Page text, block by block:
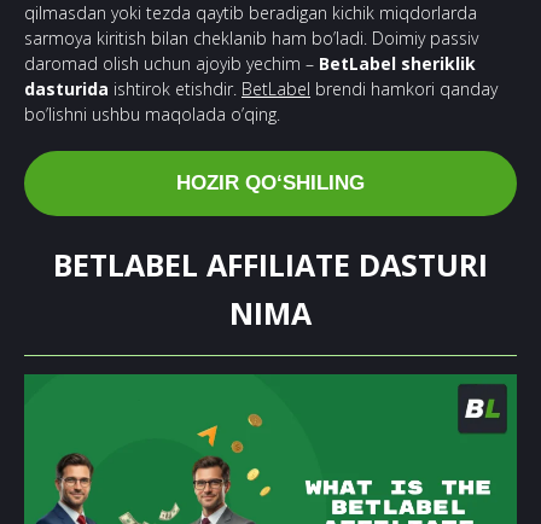
qilmasdan yoki tezda qaytib beradigan kichik miqdorlarda
sarmoya kiritish bilan cheklanib ham bo’ladi. Doimiy passiv
daromad olish uchun ajoyib yechim – BetLabel sheriklik
dasturida ishtirok etishdir. BetLabel brendi hamkori qanday
bo’lishni ushbu maqolada o’qing.
HOZIR QOʻSHILING
BETLABEL AFFILIATE DASTURI
NIMA